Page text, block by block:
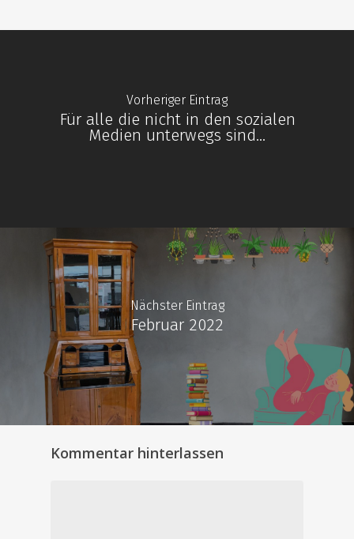
Vorheriger Eintrag
Für alle die nicht in den sozialen
Medien unterwegs sind...
Nächster Eintrag
Februar 2022
Kommentar hinterlassen
Ankauf
Unser Laden
Über uns